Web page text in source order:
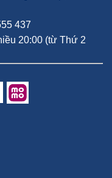
437
20:00 (từ Thứ 2